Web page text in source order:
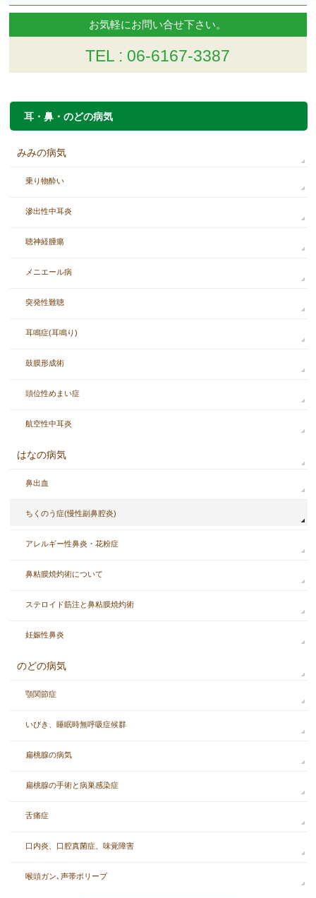
お気軽にお問い合せ下さい。
TEL : 06-6167-3387
耳・鼻・のどの病気
みみの病気
乗り物酔い
滲出性中耳炎
聴神経腫瘍
メニエール病
突発性難聴
耳鳴症(耳鳴り)
鼓膜形成術
頭位性めまい症
航空性中耳炎
はなの病気
鼻出血
ちくのう症(慢性副鼻腔炎)
アレルギー性鼻炎・花粉症
鼻粘膜焼灼術について
ステロイド筋注と鼻粘膜焼灼術
妊娠性鼻炎
のどの病気
顎関節症
いびき、睡眠時無呼吸症候群
扁桃腺の病気
扁桃腺の手術と病巣感染症
舌痛症
口内炎、口腔真菌症、味覚障害
喉頭ガン､声帯ポリープ